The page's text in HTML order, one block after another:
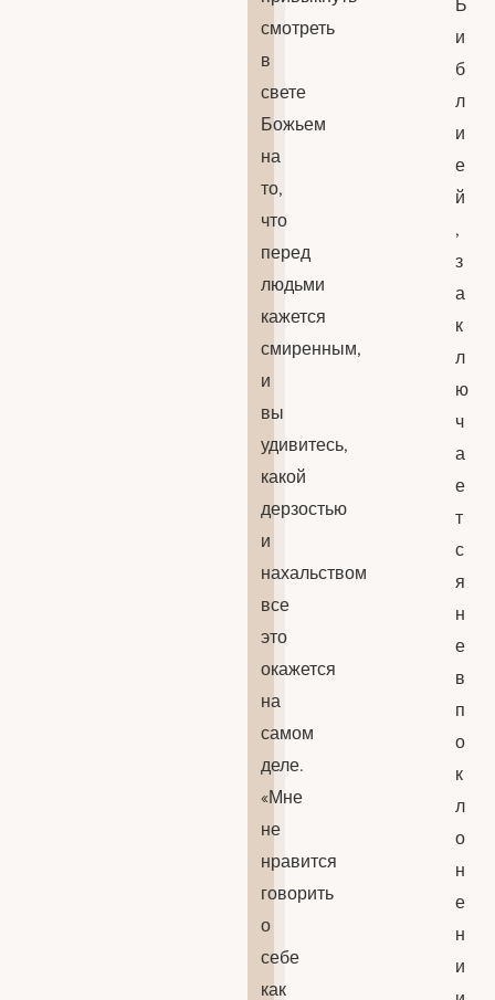
смотреть
в
свете
Божьем
на
то,
что
перед
людьми
кажется
смиренным,
и
вы
удивитесь,
какой
дерзостью
и
нахальством
все
это
окажется
на
самом
деле.
«Мне
не
нравится
говорить
о
себе
как
и
б
л
и
е
й
,
з
а
к
л
ю
ч
а
е
т
с
я
н
е
в
п
о
к
л
о
н
е
н
и